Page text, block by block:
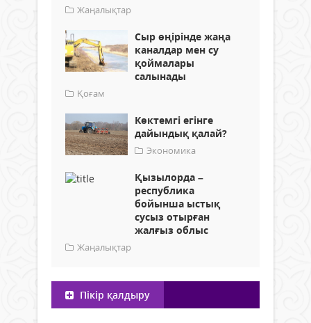
Жаңалықтар
Сыр өңірінде жаңа
каналдар мен су
қоймалары
салынады
Қоғам
Көктемгі егінге
дайындық қалай?
Экономика
Қызылорда –
республика
бойынша ыстық
сусыз отырған
жалғыз облыс
Жаңалықтар
Пікір қалдыру